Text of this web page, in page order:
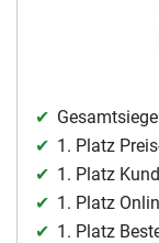
1. Platz
1. Platz
1. Platz
1. Platz